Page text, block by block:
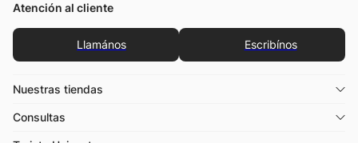
Atención al cliente
Llamános Escribínos
Nuestras tiendas
Consultas